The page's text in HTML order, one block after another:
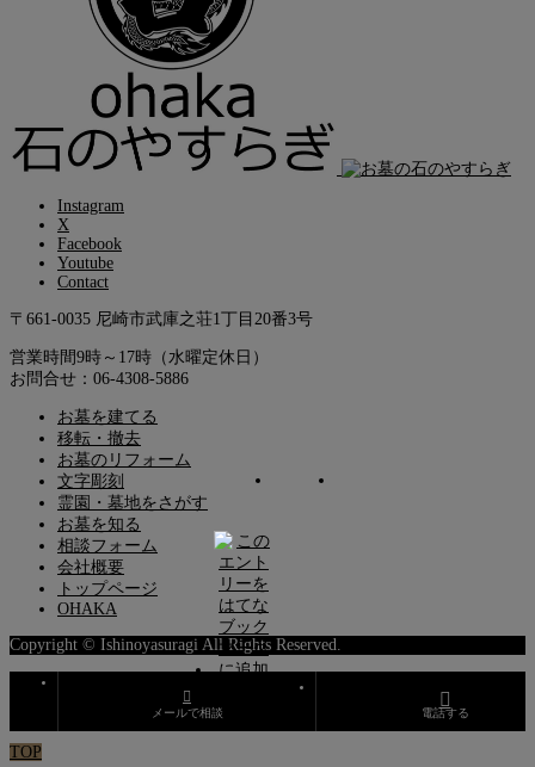
Instagram
X
Facebook
Youtube
Contact
〒661-0035 尼崎市武庫之荘1丁目20番3号
営業時間9時～17時（水曜定休日）
お問合せ：06-4308-5886
お墓を建てる
移転・撤去
お墓のリフォーム
文字彫刻
霊園・墓地をさがす
お墓を知る
相談フォーム
会社概要
トップページ
OHAKA
Copyright © Ishinoyasuragi All Rights Reserved.
メールで相談 電話する
TOP